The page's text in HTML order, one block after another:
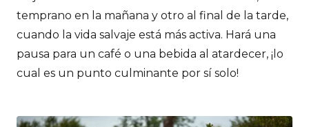
temprano en la mañana y otro al final de la tarde,
cuando la vida salvaje está más activa. Hará una
pausa para un café o una bebida al atardecer, ¡lo
cual es un punto culminante por sí solo!